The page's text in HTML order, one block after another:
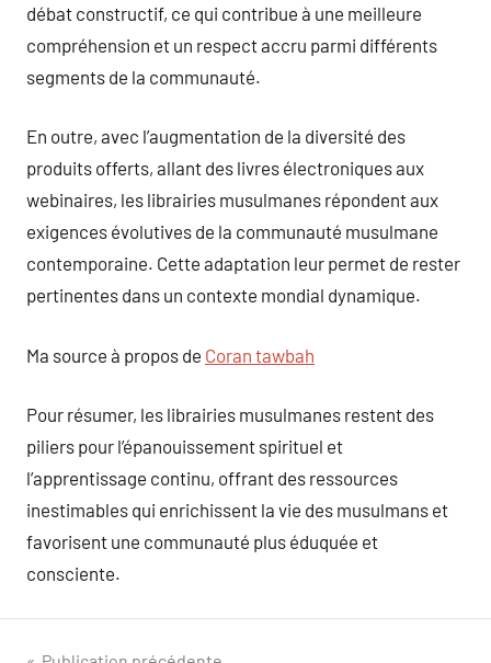
débat constructif, ce qui contribue à une meilleure
compréhension et un respect accru parmi différents
segments de la communauté.
En outre, avec l’augmentation de la diversité des
produits offerts, allant des livres électroniques aux
webinaires, les librairies musulmanes répondent aux
exigences évolutives de la communauté musulmane
contemporaine. Cette adaptation leur permet de rester
pertinentes dans un contexte mondial dynamique.
Ma source à propos de Coran tawbah
Pour résumer, les librairies musulmanes restent des
piliers pour l’épanouissement spirituel et
l’apprentissage continu, offrant des ressources
inestimables qui enrichissent la vie des musulmans et
favorisent une communauté plus éduquée et
consciente.